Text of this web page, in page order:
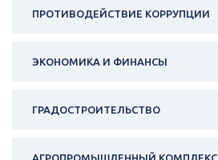
ПРОТИВОДЕЙСТВИЕ КОРРУПЦИИ
ЭКОНОМИКА И ФИНАНСЫ
ГРАДОСТРОИТЕЛЬСТВО